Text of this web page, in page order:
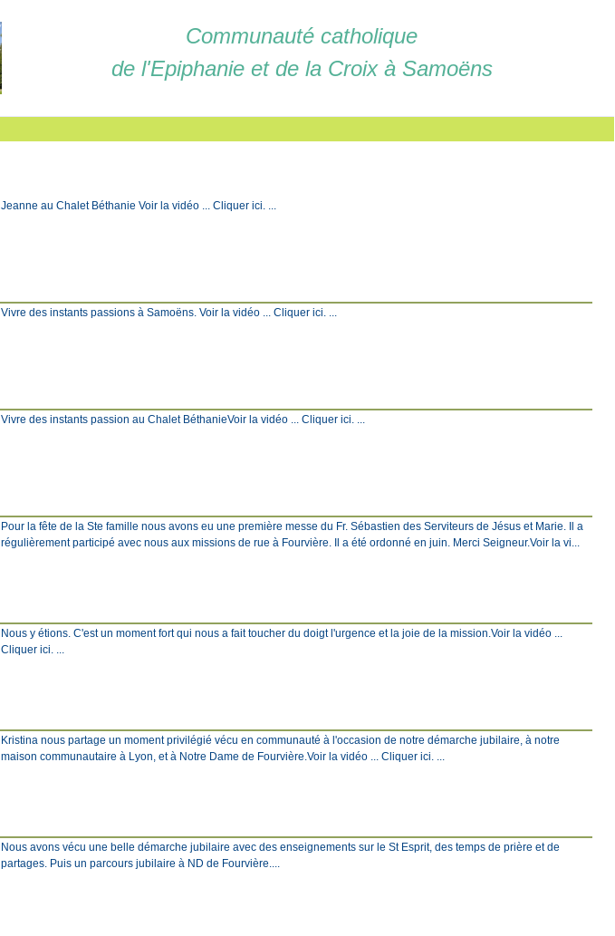
Communauté catholique
de l'Epiphanie et de la Croix à Samoëns
Jeanne au Chalet Béthanie Voir la vidéo ... Cliquer ici. ...
Vivre des instants passions à Samoëns. Voir la vidéo ... Cliquer ici. ...
Vivre des instants passion au Chalet BéthanieVoir la vidéo ... Cliquer ici. ...
Pour la fête de la Ste famille nous avons eu une première messe du Fr. Sébastien des Serviteurs de Jésus et Marie. Il a
régulièrement participé avec nous aux missions de rue à Fourvière. Il a été ordonné en juin. Merci Seigneur.Voir la vi...
Nous y étions. C'est un moment fort qui nous a fait toucher du doigt l'urgence et la joie de la mission.Voir la vidéo ...
Cliquer ici. ...
Kristina nous partage un moment privilégié vécu en communauté à l'occasion de notre démarche jubilaire, à notre
maison communautaire à Lyon, et à Notre Dame de Fourvière.Voir la vidéo ... Cliquer ici. ...
Nous avons vécu une belle démarche jubilaire avec des enseignements sur le St Esprit, des temps de prière et de
partages. Puis un parcours jubilaire à ND de Fourvière....